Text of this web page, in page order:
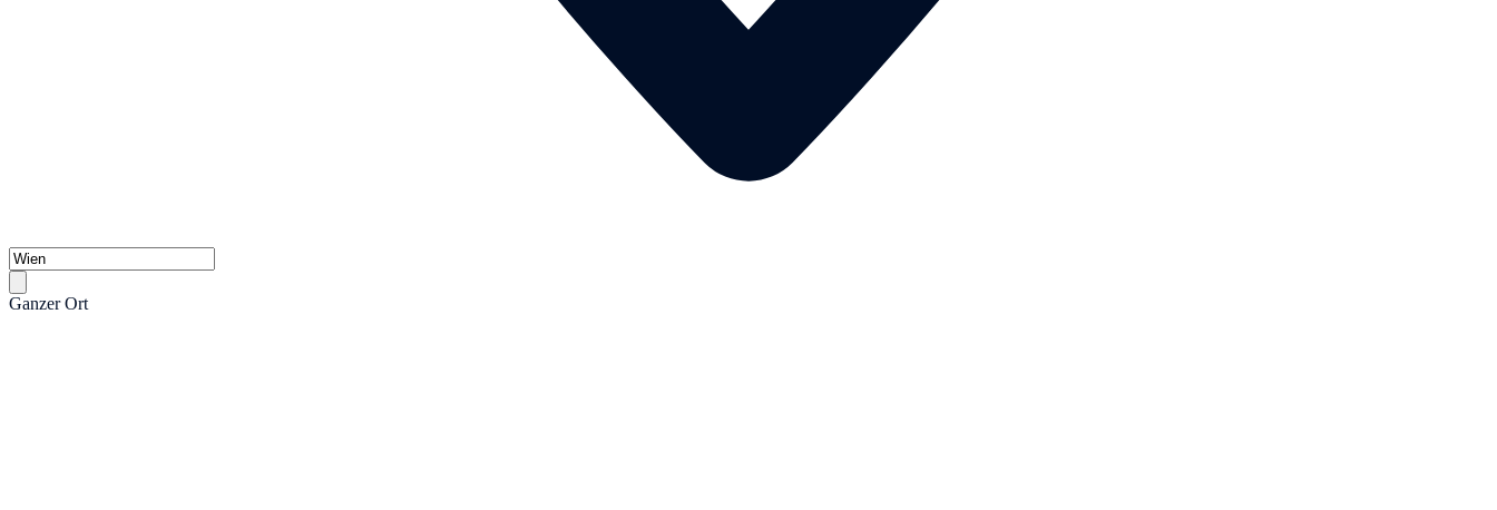
Ganzer Ort